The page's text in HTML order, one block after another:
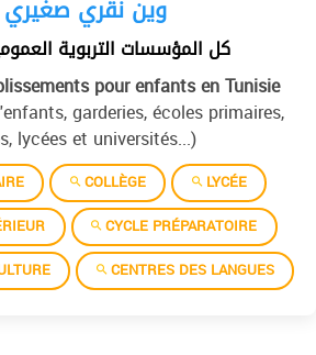
🤔 وين نقري صغيري
كل المؤسسات التربوية
pour enfants en Tunisie
garderies, écoles primaires,
lycées et universités...)
COLLÈGE
LYCÉE
CYCLE PRÉPARATOIRE
CENTRES DES LANGUES